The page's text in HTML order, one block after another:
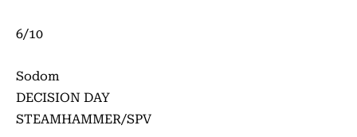
6/10
Sodom
DECISION DAY
STEAMHAMMER/SPV